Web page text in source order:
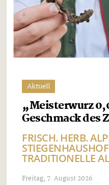
Aktuell
„Meisterwurz
Geschmack des
FRISCH. HERB.
TRADITIONELLE
Freitag, 7. August 2026